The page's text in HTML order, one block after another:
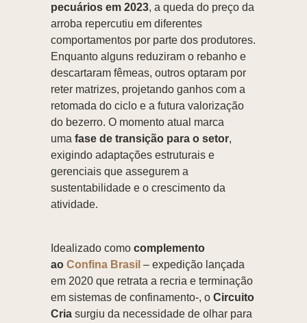
pecuários em 2023, a queda do preço da
arroba repercutiu em diferentes
comportamentos por parte dos produtores.
Enquanto alguns reduziram o rebanho e
descartaram fêmeas, outros optaram por
reter matrizes, projetando ganhos com a
retomada do ciclo e a futura valorização
do bezerro. O momento atual marca
uma fase de transição para o setor,
exigindo adaptações estruturais e
gerenciais que assegurem a
sustentabilidade e o crescimento da
atividade.
Idealizado como complemento
ao Confina Brasil – expedição lançada
em 2020 que retrata a recria e terminação
em sistemas de confinamento-, o Circuito
Cria surgiu da necessidade de olhar para